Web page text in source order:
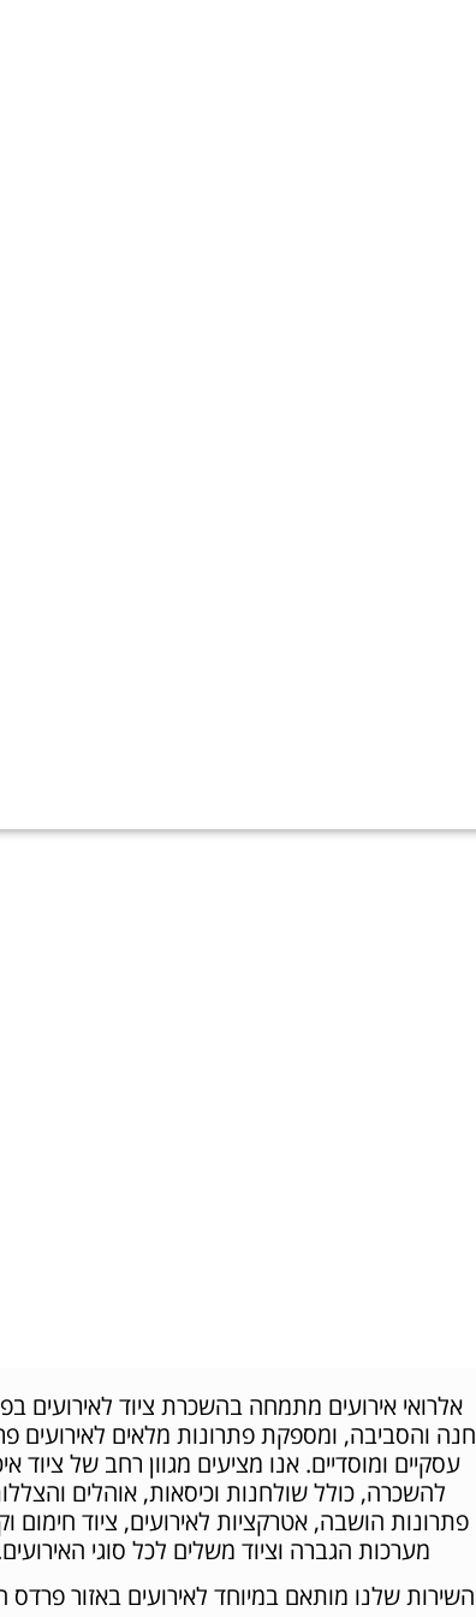
אלרואי אירועים מתמחה בהשכרת ציוד לאירועים
חנה והסביבה, ומספקת פתרונות מלאים לאירועים
עסקיים ומוסדיים. אנו מציעים מגוון רחב של ציוד
להשכרה, כולל שולחנות וכיסאות, אוהלים
פתרונות הושבה, אטרקציות לאירועים, ציוד חימום
מערכות הגברה וציוד משלים לכל סוגי
השירות שלנו מותאם במיוחד לאירועים באזור פרדס